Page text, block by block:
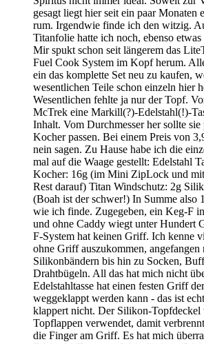
gesagt liegt hier seit ein paar Monaten
rum. Irgendwie finde ich den witzig.
Titanfolie hatte ich noch, ebenso
Mir spukt schon seit längerem das
Fuel Cook System im Kopf herum.
ein das komplette Set neu zu kaufen,
wesentlichen Teile schon einzeln hier
Wesentlichen fehlte ja nur der Topf.
McTrek eine Markill(?)-Edelstahl(!)-
Inhalt. Vom Durchmesser her sollte
Kocher passen. Bei einem Preis von
nein sagen. Zu Hause habe ich die
mal auf die Waage gestellt: Edelstahl
Kocher: 16g (im Mini ZipLock und
Rest darauf) Titan Windschutz: 2g
(Boah ist der schwer!) In Summe also
wie ich finde. Zugegeben, ein Keg-F
und ohne Caddy wiegt unter Hundert
F-System hat keinen Griff. Ich kenne
ohne Griff auszukommen, angefangen
Silikonbändern bis hin zu Socken,
Drahtbügeln. All das hat mich nicht
Edelstahltasse hat einen festen Griff
weggeklappt werden kann - das ist
klappert nicht. Der Silikon-Topfdeckel
Topflappen verwendet, damit
die Finger am Griff. Es hat mich